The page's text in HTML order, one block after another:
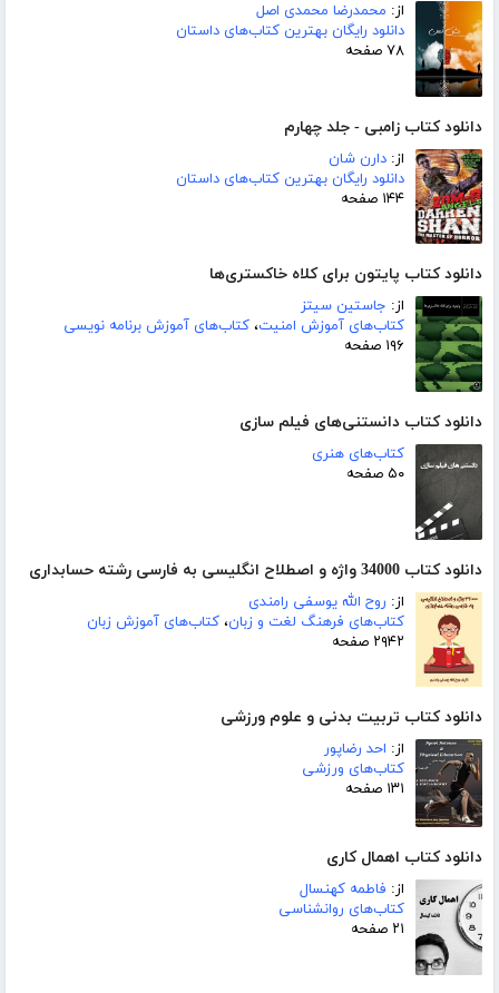
از: محمدرضا محمدی اصل
دانلود رایگان بهترین کتاب‌های داستان
۷۸ صفحه
دانلود کتاب زامبی - جلد چهارم
از: دارن شان
دانلود رایگان بهترین کتاب‌های داستان
۱۴۴ صفحه
دانلود کتاب پایتون برای کلاه خاکستری‌ها
از: جاستین سیتز
کتاب‌های آموزش امنیت، کتاب‌های آموزش برنامه نویسی
۱۹۶ صفحه
دانلود کتاب دانستنی‌های فیلم سازی
کتاب‌های هنری
۵۰ صفحه
دانلود کتاب 34000 واژه و اصطلاح انگلیسی به فارسی رشته حسابداری
از: روح الله یوسفی رامندی
کتاب‌های فرهنگ لغت و زبان، کتاب‌های آموزش زبان
۲۹۴۲ صفحه
دانلود کتاب تربیت بدنی و علوم ورزشی
از: احد رضاپور
کتاب‌های ورزشی
۱۳۱ صفحه
دانلود کتاب اهمال کاری
از: فاطمه کهنسال
کتاب‌های روانشناسی
۲۱ صفحه